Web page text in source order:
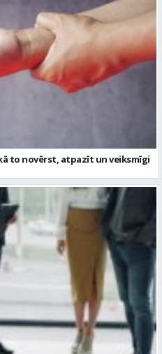
to novērst, atpazīt un veiksmīgi
auto ar garantiju ir laba izvēle